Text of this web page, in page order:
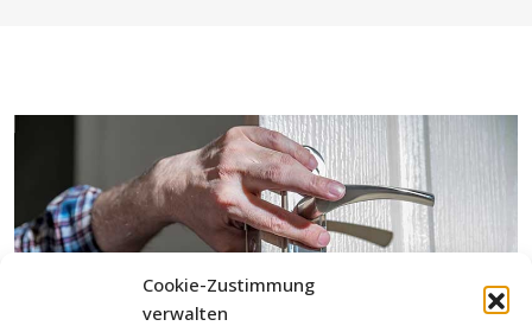
Cookie-Zustimmung
verwalten